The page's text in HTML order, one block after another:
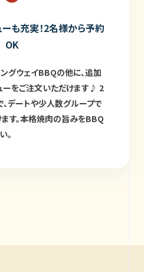
も充実！2名様から予約
OK
グウェイBBQの他に、追加
をご注文いただけます♪ 2
デートや少人数グループで
す。本格焼肉の旨みをBBQ
。